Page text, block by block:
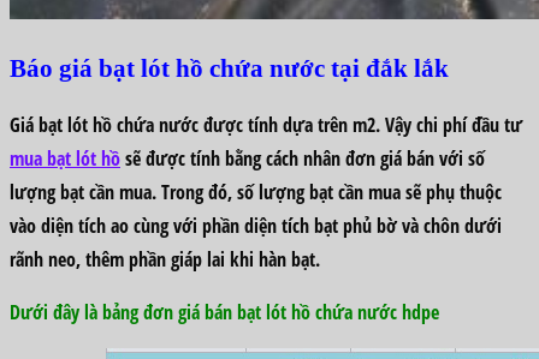
Báo giá bạt lót hồ chứa nước tại đắk lắk
Giá bạt lót hồ chứa nước được tính dựa trên m2. Vậy chi phí đầu tư
mua bạt lót hồsẽ được tính bằng cách nhân đơn giá bán với số
lượng bạt cần mua. Trong đó, số lượng bạt cần mua sẽ phụ thuộc
vào diện tích ao cùng với phần diện tích bạt phủ bờ và chôn dưới
rãnh neo, thêm phần giáp lai khi hàn bạt.
Dưới đây là bảng đơn giá bán bạt lót hồ chứa nước hdpe